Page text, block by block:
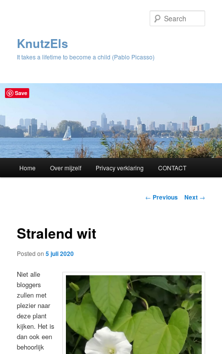
KnutzEls
It takes a lifetime to become a child (Pablo Picasso)
Skip
content
Home Over mijzelf Privacy verklaring CONTACT
Post
← Previous Next →
Stralend wit
Posted on5 juli 2020
Niet alle
bloggers
zullen met
plezier naar
deze plant
kijken. Het is
dan ook een
behoorlijk
Save